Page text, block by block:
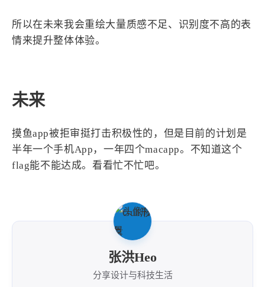
所以在未来我会重绘大量质感不足、识别度不高的表
情来提升整体体验。
未来
摸鱼app被拒审挺打击积极性的，但是目前的计划是
半年一个手机App，一年四个macapp。不知道这个
flag能不能达成。看看忙不忙吧。
张洪Heo
分享设计与科技生活